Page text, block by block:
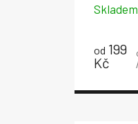
Skladem
od 199
Kč